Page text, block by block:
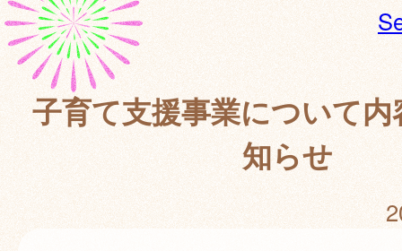
子育て支援事業について
知らせ